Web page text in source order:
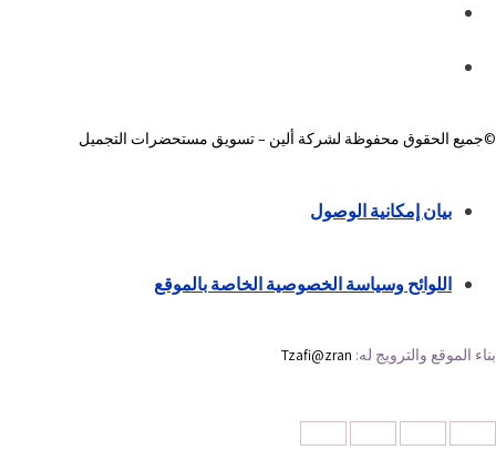
©جميع الحقوق محفوظة لشركة ألين – تسويق مستحضرات التجميل
بيان إمكانية الوصول
اللوائح وسياسة الخصوصية الخاصة بالموقع
بناء الموقع والترويج له: Tzafi@zran